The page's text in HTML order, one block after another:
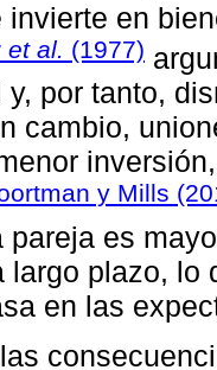
invierte en
et al. (1977)
por tanto,
cambio,
y Mills
pareja es
largo plazo, lo
en las